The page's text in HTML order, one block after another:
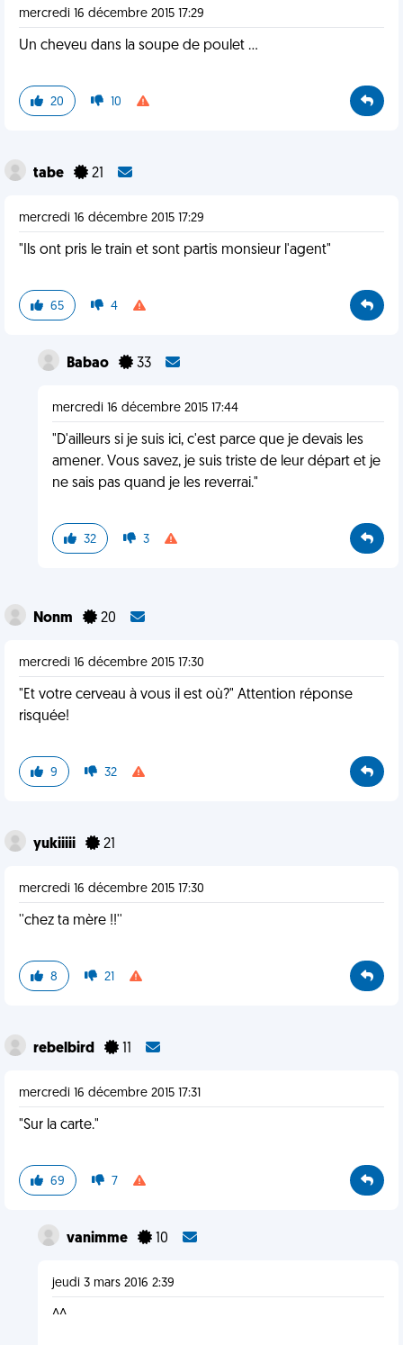
mercredi 16 décembre 2015 17:29
Un cheveu dans la soupe de poulet ...
20 10
tabe 21
mercredi 16 décembre 2015 17:29
"Ils ont pris le train et sont partis monsieur l'agent"
65 4
Babao 33
mercredi 16 décembre 2015 17:44
"D'ailleurs si je suis ici, c'est parce que je devais les
amener. Vous savez, je suis triste de leur départ et je
ne sais pas quand je les reverrai."
32 3
Nonm 20
mercredi 16 décembre 2015 17:30
"Et votre cerveau à vous il est où?" Attention réponse
risquée!
9 32
yukiiiii 21
mercredi 16 décembre 2015 17:30
''chez ta mère !!''
8 21
rebelbird
mercredi 16 décembre 2015 17:31
"Sur la carte."
69 7
vanimme 10
jeudi 3 mars 2016 2:39
^^